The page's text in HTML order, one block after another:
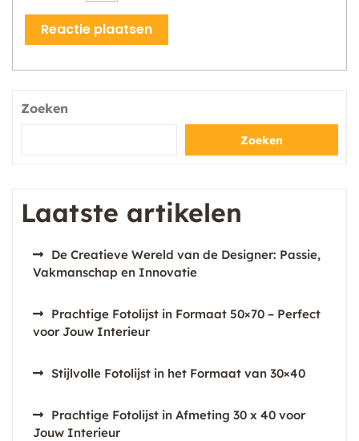
Zoeken
Zoeken
Laatste artikelen
De Creatieve Wereld van de Designer: Passie,
Vakmanschap en Innovatie
Prachtige Fotolijst in Formaat 50×70 – Perfect
voor Jouw Interieur
Stijlvolle Fotolijst in het Formaat van 30×40
Prachtige Fotolijst in Afmeting 30 x 40 voor
Jouw Interieur